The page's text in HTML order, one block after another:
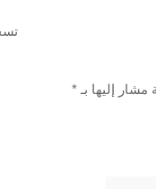
مشار إليها بـ *